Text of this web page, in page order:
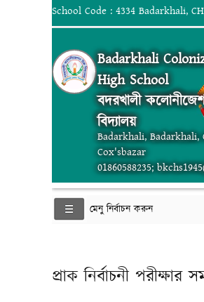
School Code : 4334 Badarkhali,
Badarkhali
High School
বদরখালী
বিদ্যালয়
Badarkhali, Badarkhali,
Cox'sbazar
01860588235;
মেনু নির্বাচন করুন
প্রাক নির্বাচনী পরীক্ষার